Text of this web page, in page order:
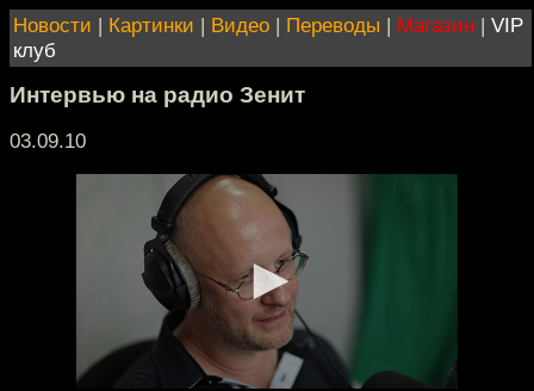
Новости | Картинки | Видео | Переводы | Магазин | VIP
клуб
Интервью на радио Зенит
03.09.10